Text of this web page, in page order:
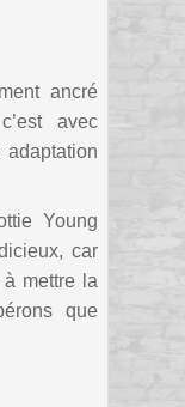
ancré
avec
adaptation
Young
car
mettre la
que